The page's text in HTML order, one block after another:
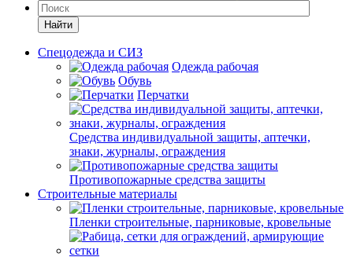
Найти
Спецодежда и СИЗ
Одежда рабочая
Обувь
Перчатки
Средства индивидуальной защиты, аптечки,
знаки, журналы, ограждения
Противопожарные средства защиты
Строительные материалы
Пленки строительные, парниковые, кровельные